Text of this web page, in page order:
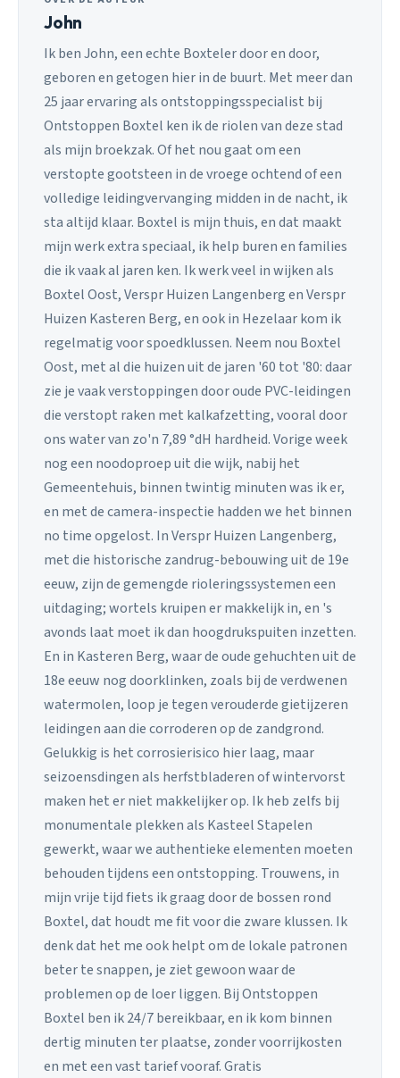
John
Ik ben John, een echte Boxteler door en door,
geboren en getogen hier in de buurt. Met meer dan
25 jaar ervaring als ontstoppingsspecialist bij
Ontstoppen Boxtel ken ik de riolen van deze stad
als mijn broekzak. Of het nou gaat om een
verstopte gootsteen in de vroege ochtend of een
volledige leidingvervanging midden in de nacht, ik
sta altijd klaar. Boxtel is mijn thuis, en dat maakt
mijn werk extra speciaal, ik help buren en families
die ik vaak al jaren ken. Ik werk veel in wijken als
Boxtel Oost, Verspr Huizen Langenberg en Verspr
Huizen Kasteren Berg, en ook in Hezelaar kom ik
regelmatig voor spoedklussen. Neem nou Boxtel
Oost, met al die huizen uit de jaren '60 tot '80: daar
zie je vaak verstoppingen door oude PVC-leidingen
die verstopt raken met kalkafzetting, vooral door
ons water van zo'n 7,89 °dH hardheid. Vorige week
nog een noodoproep uit die wijk, nabij het
Gemeentehuis, binnen twintig minuten was ik er,
en met de camera-inspectie hadden we het binnen
no time opgelost. In Verspr Huizen Langenberg,
met die historische zandrug-bebouwing uit de 19e
eeuw, zijn de gemengde rioleringssystemen een
uitdaging; wortels kruipen er makkelijk in, en 's
avonds laat moet ik dan hoogdrukspuiten inzetten.
En in Kasteren Berg, waar de oude gehuchten uit de
18e eeuw nog doorklinken, zoals bij de verdwenen
watermolen, loop je tegen verouderde gietijzeren
leidingen aan die corroderen op de zandgrond.
Gelukkig is het corrosierisico hier laag, maar
seizoensdingen als herfstbladeren of wintervorst
maken het er niet makkelijker op. Ik heb zelfs bij
monumentale plekken als Kasteel Stapelen
gewerkt, waar we authentieke elementen moeten
behouden tijdens een ontstopping. Trouwens, in
mijn vrije tijd fiets ik graag door de bossen rond
Boxtel, dat houdt me fit voor die zware klussen. Ik
denk dat het me ook helpt om de lokale patronen
beter te snappen, je ziet gewoon waar de
problemen op de loer liggen. Bij Ontstoppen
Boxtel ben ik 24/7 bereikbaar, en ik kom binnen
dertig minuten ter plaatse, zonder voorrijkosten
en met een vast tarief vooraf. Gratis